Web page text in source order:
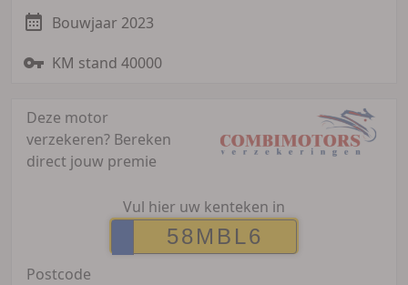
Bouwjaar 2023
KM stand 40000
Deze motor
verzekeren? Bereken
direct jouw premie
Vul hier uw kenteken in
Postcode